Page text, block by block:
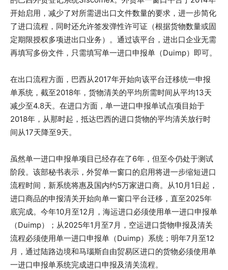
开始启用，减少了对所需进出口文件数量的要求，进一步简化
了进口流程，同时还允许签发弹性许可证（根据货物数量或固
定期限授权多项进出口业务）。通过该平台，进出口企业无需
再填写多份文件，只需填写单一进口申报单（Duimp）即可。
在出口流程方面，巴西从2017年开始向该平台迁移统一申报
单系统，截至2018年，货物清关的平均所需时间从平均13天
减少至4.8天。在进口方面，单一进口申报单试点项目始于
2018年，从那时起，抵达巴西的进口货物的平均清关放行时
间从17天降至9天。
虽然单一进口申报单项目已经存在了6年，但至今仍处于测试
阶段。该部秘书表示，外贸单一窗口的启用将进一步缩短进口
流程时间，新系统将惠及国内约5万家进口商。从10月1日起，
进口商品的申报清关开始向单一窗口平台迁移，直至2025年
底完成。今年10月至12月，海运进口必须使用单一进口申报单
（Duimp）；从2025年1月至7月，空运进口货物申报及清关
流程必须使用单一进口申报单（Duimp）系统；明年7月至12
月，通过陆路边境和马瑙斯自由贸易区进口的货物必须使用单
一进口申报单系统完成进口申报及清关流程。